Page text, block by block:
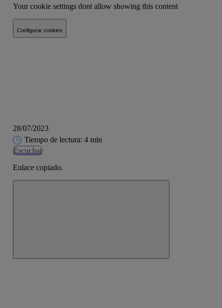
Your cookie settings dont allow showing this content
Configurar cookies
28/07/2023
Tiempo de lectura: 4 min
Escuchar
Enlace copiado.